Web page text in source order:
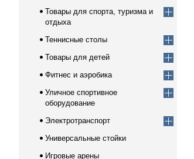
Товары для спорта, туризма и
отдыха
Теннисные столы
Товары для детей
Фитнес и аэробика
Уличное спортивное
оборудование
Электротранспорт
Универсальные стойки
Игровые арены